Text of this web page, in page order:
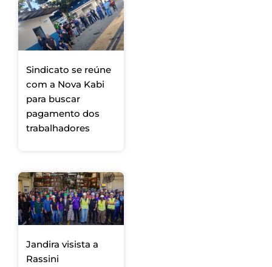
Sindicato se reúne
com a Nova Kabi
para buscar
pagamento dos
trabalhadores
Jandira visista a
Rassini